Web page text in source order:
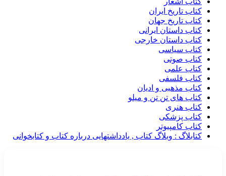
کتاب تاریخ ایران
کتاب تاریخ جهان
کتاب داستان ایرانی
کتاب داستان خارجی
کتاب سیاسی
کتاب صوتی
کتاب علمی
کتاب فلسفی
کتاب مذهبی و ادیان
کتاب های تن تن و میلو
کتاب هنری
کتاب پزشکی
کتاب کامپیوتر
کتابلاگ : وبلاگ کتاب , یادداشتهایی درباره کتاب و کتابخوانی